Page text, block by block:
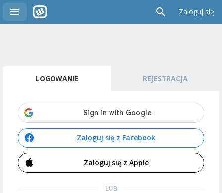
Zaloguj się
LOGOWANIE REJESTRACJA
Zaloguj się z Facebook
Zaloguj się z Apple
LUB